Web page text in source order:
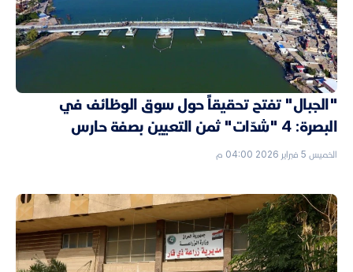
"الجبال" تفتح تحقيقاً حول سوق الوظائف في
البصرة: 4 "شدّات" ثمن التعيين بصفة حارس
الخميس 5 فبراير 2026 04:00 م